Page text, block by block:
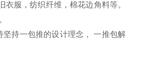
服，纺织纤维，棉花边角料等。
持一包推的设计理念， 一推包解